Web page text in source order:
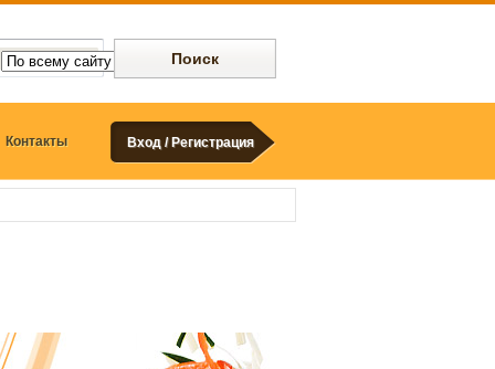
Контакты Вход / Регистрация